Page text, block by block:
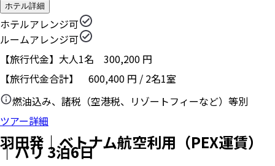
ホテル詳細
ホテルアレンジ可
ルームアレンジ可
【旅行代金】大人1名 300,200 円
【旅行代金合計】 600,400 円 / 2名1室
燃油込み、諸税（空港税、リゾートフィーなど）等別
ツアー詳細
羽田発｜ベトナム航空利用（PEX運賃）
｜パリ 3泊6日